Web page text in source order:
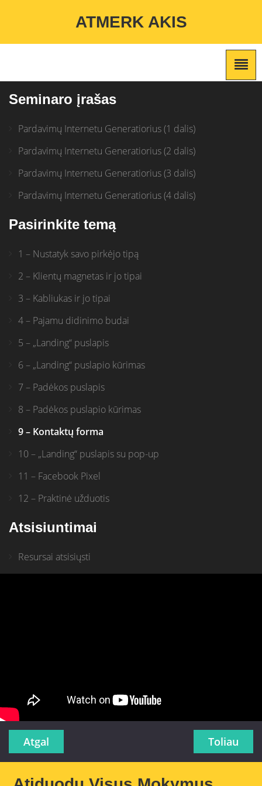
/home/atmerkakis/public_html/wp-content/themes/marketing-
ATMERK AKIS
Seminaro įrašas
Pardavimų Internetu Generatiorius (1 dalis)
Pardavimų Internetu Generatiorius (2 dalis)
Pardavimų Internetu Generatiorius (3 dalis)
Pardavimų Internetu Generatiorius (4 dalis)
Pasirinkite temą
1 – Nustatyk savo pirkėjo tipą
2 – Klientų magnetas ir jo tipai
3 – Kabliukas ir jo tipai
4 – Pajamu didinimo budai
5 – „Landing“ puslapis
6 – „Landing“ puslapio kūrimas
7 – Padėkos puslapis
8 – Padėkos puslapio kūrimas
9 – Kontaktų forma
10 – „Landing“ puslapis su pop-up
11 – Facebook Pixel
12 – Praktinė užduotis
Atsisiuntimai
Resursai atsisiųsti
Atgal Toliau